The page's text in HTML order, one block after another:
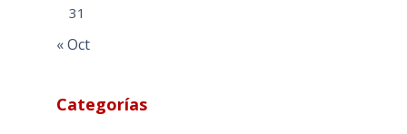
31
« Oct
Categorías